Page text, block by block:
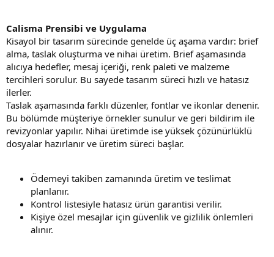
Calisma Prensibi ve Uygulama
Kisayol bir tasarım sürecinde genelde üç aşama vardır: brief
alma, taslak oluşturma ve nihai üretim. Brief aşamasında
alıcıya hedefler, mesaj içeriği, renk paleti ve malzeme
tercihleri sorulur. Bu sayede tasarım süreci hızlı ve hatasız
ilerler.
Taslak aşamasında farklı düzenler, fontlar ve ikonlar denenir.
Bu bölümde müşteriye örnekler sunulur ve geri bildirim ile
revizyonlar yapılır. Nihai üretimde ise yüksek çözünürlüklü
dosyalar hazırlanır ve üretim süreci başlar.
Ödemeyi takiben zamanında üretim ve teslimat
planlanır.
Kontrol listesiyle hatasız ürün garantisi verilir.
Kişiye özel mesajlar için güvenlik ve gizlilik önlemleri
alınır.